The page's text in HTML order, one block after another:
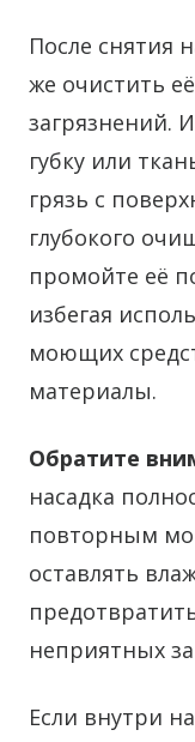
После снятия
же очистить
загрязнений.
губку или
грязь с
глубокого
промойте её
избегая
моющих
материалы.
Обратите
насадка
повторным
оставлять
неприятных
Если внутри